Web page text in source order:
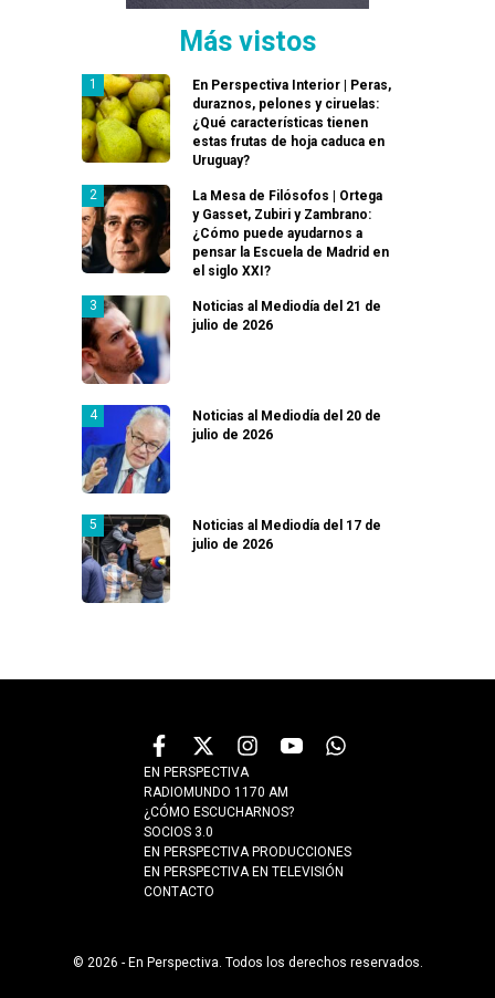
Más vistos
En Perspectiva Interior | Peras,
duraznos, pelones y ciruelas:
¿Qué características tienen
estas frutas de hoja caduca en
Uruguay?
La Mesa de Filósofos | Ortega
y Gasset, Zubiri y Zambrano:
¿Cómo puede ayudarnos a
pensar la Escuela de Madrid en
el siglo XXI?
Noticias al Mediodía del 21 de
julio de 2026
Noticias al Mediodía del 20 de
julio de 2026
Noticias al Mediodía del 17 de
julio de 2026
EN PERSPECTIVA
RADIOMUNDO 1170 AM
¿CÓMO ESCUCHARNOS?
SOCIOS 3.0
EN PERSPECTIVA PRODUCCIONES
EN PERSPECTIVA EN TELEVISIÓN
CONTACTO
© 2026 - En Perspectiva. Todos los derechos reservados.